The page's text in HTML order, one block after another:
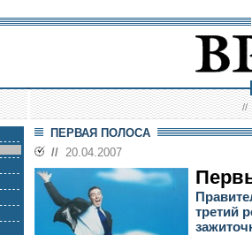
//
ПЕРВАЯ ПОЛОСА
// 20.04.2007
третий